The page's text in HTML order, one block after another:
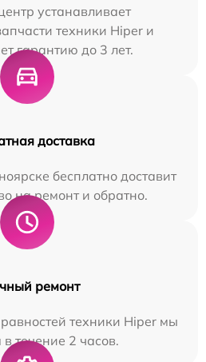
устанавливает
техники Hiper и
гарантию до 3 лет.
доставка
бесплатно доставит
на ремонт и обратно.
ремонт
техники Hiper мы
течение 2 часов.